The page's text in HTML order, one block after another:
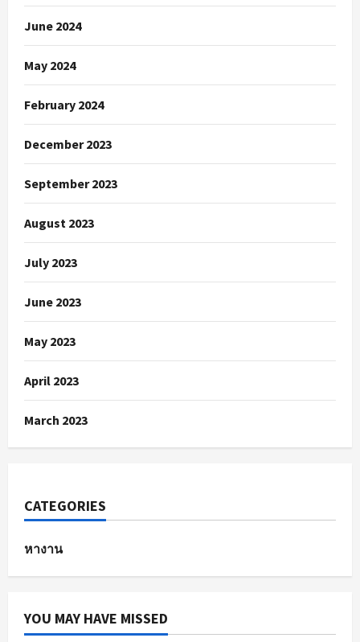
June 2024
May 2024
February 2024
December 2023
September 2023
August 2023
July 2023
June 2023
May 2023
April 2023
March 2023
CATEGORIES
หางาน
YOU MAY HAVE MISSED